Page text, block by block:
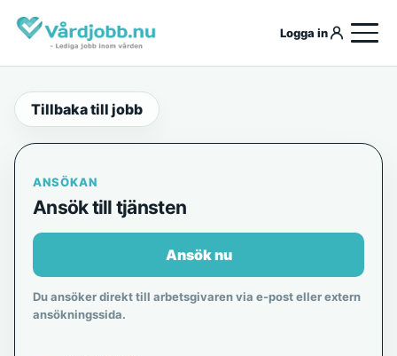
Logga in
Tillbaka till jobb
ANSÖKAN
Ansök till tjänsten
Ansök nu
Du ansöker direkt till arbetsgivaren via e-post eller extern
ansökningssida.